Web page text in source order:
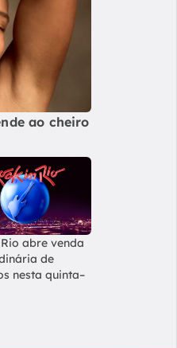
ao cheiro
abre venda
de
nesta quinta–